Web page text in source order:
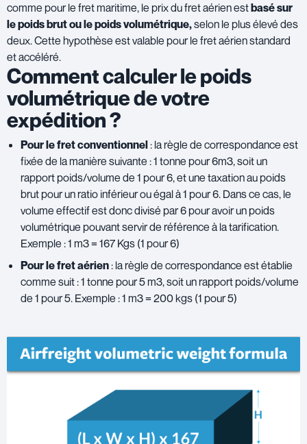
comme pour le fret maritime, le prix du fret aérien estbasé sur
le poids brut ou le poids volumétrique,selon le plus élevé des
deux. Cette hypothèse est valable pour le fret aérien standard
et accéléré.
Comment calculer le poids
volumétrique de votre
expédition ?
Pour le fret conventionnel: la règle de correspondance est
fixée de la manière suivante : 1 tonne pour 6m3, soit un
rapport poids/volume de 1 pour 6, et une taxation au poids
brut pour un ratio inférieur ou égal à 1 pour 6. Dans ce cas, le
volume effectif est donc divisé par 6 pour avoir un poids
volumétrique pouvant servir de référence à la tarification.
Exemple : 1 m3 = 167 Kgs (1 pour 6)
Pour le fret aérien: la règle de correspondance est établie
comme suit : 1 tonne pour 5 m3, soit un rapport poids/volume
de 1 pour 5. Exemple : 1 m3 = 200 kgs (1 pour 5)